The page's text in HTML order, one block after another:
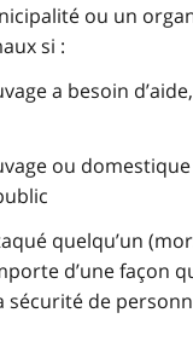
ou un
si :
a besoin
ou
quelqu’un
d’une façon
de